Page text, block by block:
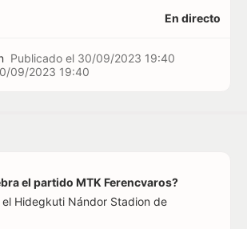
En directo
Publicado el 30/09/2023 19:40
09/2023 19:40
el partido MTK Ferencvaros?
el Hidegkuti Nándor Stadion de